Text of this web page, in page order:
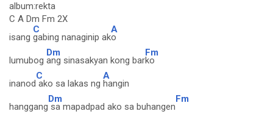
album:rekta
C A Dm Fm 2X
isang
C
gabing nanaginip ak
A
o
lumubog
Dm
ang sinasakyan kong bar
Fm
ko
inanod
C
ako sa lakas ng
A
hangin
hanggang
Dm
sa mapadpad ako sa buhangen
Fm